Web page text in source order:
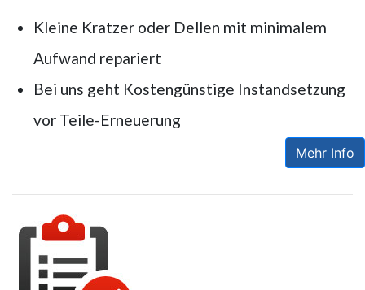
Kleine Kratzer oder Dellen mit minimalem
Aufwand repariert
Bei uns geht Kostengünstige Instandsetzung
vor Teile-Erneuerung
Mehr Info